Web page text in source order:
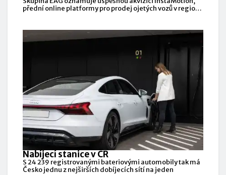
přední online platformy pro prodej ojetých vozů v region
Nabíjecí stanice v ČR
S 24 239 registrovanými bateriovými automobily tak má
Česko jednu z nejširších dobíjecích sítí na jeden